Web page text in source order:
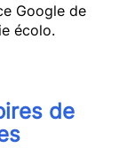
Google de
écolo.
de